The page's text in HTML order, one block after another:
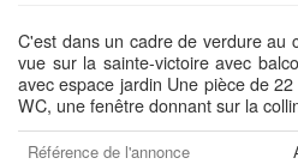
C'est dans un cadre de verdure au
vue sur la sainte-victoire avec
avec espace jardin Une pièce de
WC, une fenêtre donnant sur la
Référence de l'annonce